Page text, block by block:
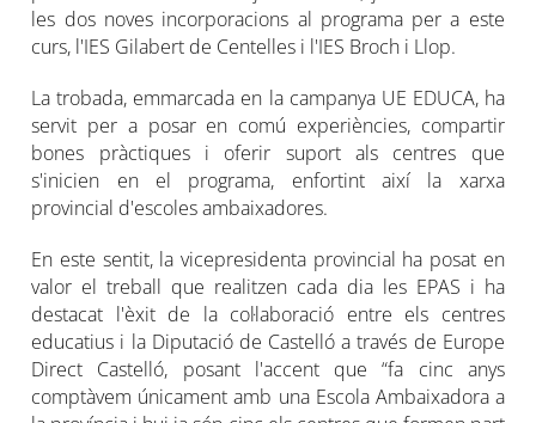
les dos noves incorporacions al programa per a este
curs, l'IES Gilabert de Centelles i l'IES Broch i Llop.
La trobada, emmarcada en la campanya UE EDUCA, ha
servit per a posar en comú experiències, compartir
bones pràctiques i oferir suport als centres que
s'inicien en el programa, enfortint així la xarxa
provincial d'escoles ambaixadores.
En este sentit, la vicepresidenta provincial ha posat en
valor el treball que realitzen cada dia les EPAS i ha
destacat l'èxit de la col·laboració entre els centres
educatius i la Diputació de Castelló a través de Europe
Direct Castelló, posant l'accent que “fa cinc anys
comptàvem únicament amb una Escola Ambaixadora a